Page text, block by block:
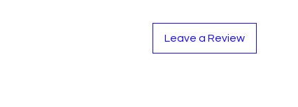
Leave a Review